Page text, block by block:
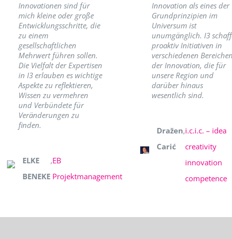
Innovationen sind für
mich kleine oder große
Entwicklungsschritte, die
zu einem
gesellschaftlichen
Mehrwert führen sollen.
Die Vielfalt der Expertisen
in I3 erlauben es wichtige
Aspekte zu reflektieren,
Wissen zu vermehren
und Verbündete für
Veränderungen zu
finden.
ELKE
BENEKE
,EB
Projektmanagement
Innovation als eines der
Grundprinzipien im
Universum ist
unumgänglich. I3
proaktiv Initiativen in
verschiedenen Bereichen
der Innovation, die für
unsere Region und
darüber hinaus
wesentlich sind.
Dražen
Carić
,i.c.i.c. – idea
creativity
innovation
competence